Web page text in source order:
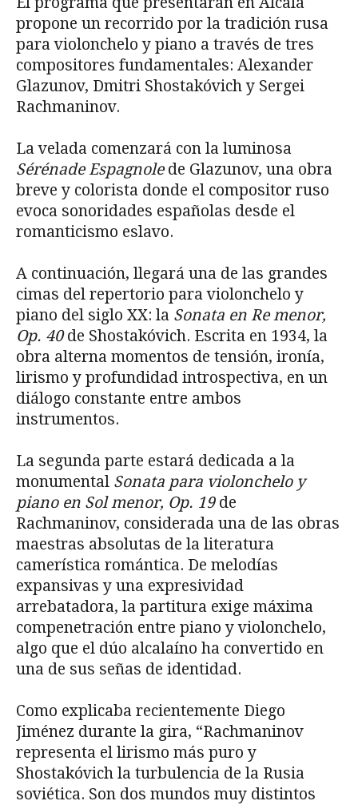
propone un recorrido por la tradición rusa
para violonchelo y piano a través de tres
compositores fundamentales: Alexander
Glazunov, Dmitri Shostakóvich y Sergei
Rachmaninov.
La velada comenzará con la luminosa
Sérénade Espagnolede Glazunov, una obra
breve y colorista donde el compositor ruso
evoca sonoridades españolas desde el
romanticismo eslavo.
A continuación, llegará una de las grandes
cimas del repertorio para violonchelo y
piano del siglo XX: la Sonata en Re menor,
Op. 40de Shostakóvich. Escrita en 1934, la
obra alterna momentos de tensión, ironía,
lirismo y profundidad introspectiva, en un
diálogo constante entre ambos
instrumentos.
La segunda parte estará dedicada a la
monumental Sonata para violonchelo y
piano en Sol menor, Op. 19de
Rachmaninov, considerada una de las obras
maestras absolutas de la literatura
camerística romántica. De melodías
expansivas y una expresividad
arrebatadora, la partitura exige máxima
compenetración entre piano y violonchelo,
algo que el dúo alcalaíno ha convertido en
una de sus señas de identidad.
Como explicaba recientemente Diego
Jiménez durante la gira, “Rachmaninov
representa el lirismo más puro y
Shostakóvich la turbulencia de la Rusia
soviética. Son dos mundos muy distintos